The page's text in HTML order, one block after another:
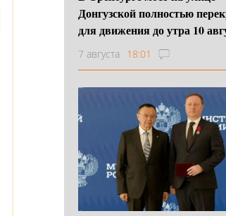
Донгузской полностью
для движения до утра 10
7 августа 18:01